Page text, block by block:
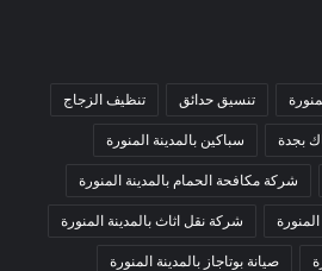
تنسيق حدائق تنظيف الزجاج
بجدة سباكين بالمدينة المنورة
شركة مكافحة الحمام بالمدينة المنورة
شركة نقل اثاث بالمدينة المنورة
صيانة بوتاجاز بالمدينة المنورة